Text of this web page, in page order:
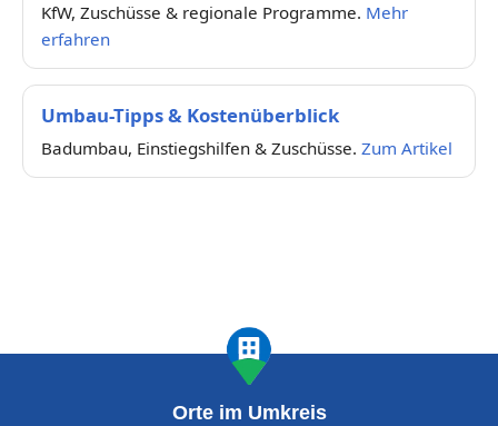
KfW, Zuschüsse & regionale Programme. Mehr
erfahren
Umbau-Tipps & Kostenüberblick
Badumbau, Einstiegshilfen & Zuschüsse. Zum Artikel
Orte im Umkreis